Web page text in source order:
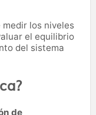
los niveles
el equilibrio
del sistema
de